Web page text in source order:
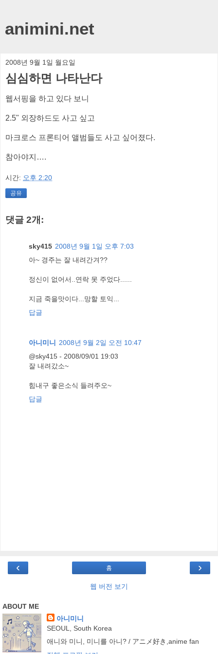
animini.net
2008년 9월 1일 월요일
심심하면 나타난다
웹서핑을 하고 있다 보니
2.5" 외장하드도 사고 싶고
마크로스 프론티어 앨범들도 사고 싶어졌다.
참아야지….
시간: 오후 2:20
공유
댓글 2개:
sky415 2008년 9월 1일 오후 7:03
아~ 경주는 잘 내려간겨??
정신이 없어서..연락 못 주었다......
지금 죽을맛이다...망할 토익...
답글
아니미니 2008년 9월 2일 오전 10:47
@sky415 - 2008/09/01 19:03
잘 내려갔소~
힘내구 좋은소식 들려주오~
답글
‹ ›
홈
웹 버전 보기
ABOUT ME
아니미니
SEOUL, South Korea
애니와 미니, 미니를 아니? / アニメ好き,anime fan